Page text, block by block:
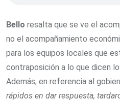
Bello resalta que se ve el
no el acompañamiento
para los equipos locales que
contraposición a lo que dicen
Además, en referencia al
rápidos en dar respuesta,